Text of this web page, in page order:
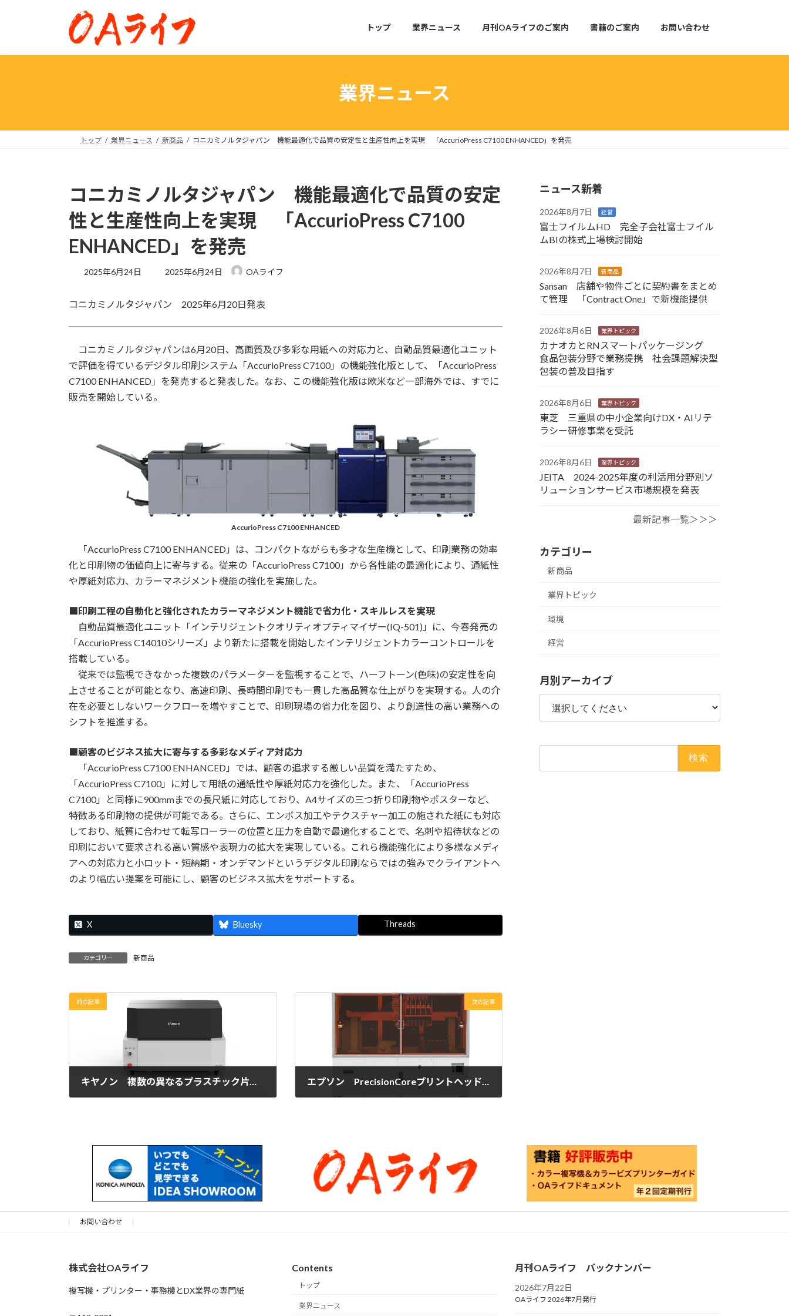
プ
動
トップ 業界ニュース 月刊OAライフのご案内 書籍のご案内 お問い合わせ
業界ニュース
トップ 業界ニュース 新商品 コニカミノルタジャパン 機能最適化で品質の安定性と生産性向上を実現 「AccurioPress C7100 ENHANCED」を発売
コニカミノルタジャパン 機能最適化で品質の安定
性と生産性向上を実現 「AccurioPress C7100
ENHANCED」を発売
2025年6月24日
最
新
時
2025年6月24日 OAライフ
コニカミノルタジャパン 2025年6月20日発表
コニカミノルタジャパンは6月20日、高画質及び多彩な用紙への対応力と、自動品質最適化ユニット
で評価を得ているデジタル印刷システム「AccurioPress C7100」の機能強化版として、「AccurioPress
C7100 ENHANCED」を発売すると発表した。なお、この機能強化版は欧米など一部海外では、すでに
販売を開始している。
AccurioPress C7100 ENHANCED
「AccurioPress C7100 ENHANCED」は、コンパクトながらも多才な生産機として、印刷業務の効率
化と印刷物の価値向上に寄与する。従来の「AccurioPress C7100」から各性能の最適化により、通紙性
や厚紙対応力、カラーマネジメント機能の強化を実施した。
■印刷工程の自動化と強化されたカラーマネジメント機能で省力化・スキルレスを実現
自動品質最適化ユニット「インテリジェントクオリティオプティマイザー(IQ-501)」に、今春発売の
「AccurioPress C14010シリーズ」より新たに搭載を開始したインテリジェントカラーコントロールを
搭載している。
従来では監視できなかった複数のパラメーターを監視することで、ハーフトーン(色味)の安定性を向
上させることが可能となり、高速印刷、長時間印刷でも一貫した高品質な仕上がりを実現する。人の介
在を必要としないワークフローを増やすことで、印刷現場の省力化を図り、より創造性の高い業務への
シフトを推進する。
■顧客のビジネス拡大に寄与する多彩なメディア対応力
「AccurioPress C7100 ENHANCED」では、顧客の追求する厳しい品質を満たすため、
「AccurioPress C7100」に対して用紙の通紙性や厚紙対応力を強化した。また、「AccurioPress
C7100」と同様に900mmまでの長尺紙に対応しており、A4サイズの三つ折り印刷物やポスターなど、
特徴ある印刷物の提供が可能である。さらに、エンボス加工やテクスチャー加工の施された紙にも対応
しており、紙質に合わせて転写ローラーの位置と圧力を自動で最適化することで、名刺や招待状などの
印刷において要求される高い質感や表現力の拡大を実現している。これら機能強化により多様なメディ
アへの対応力と小ロット・短納期・オンデマンドというデジタル印刷ならではの強みでクライアントへ
のより幅広い提案を可能にし、顧客のビジネス拡大をサポートする。
X Bluesky Threads
カテゴリー 新商品
前の記事
キヤノン 複数の異なるプラスチック片の材質を一括で判別可能 卓上型分析装置を受注開始
次の記事
エプソン PrecisionCoreプリントヘッドとロボットを組み合わせた立体物への直接印刷システムを発表
ニュース新着
2026年8月7日 経営
富士フイルムHD 完全子会社富士フイル
ムBIの株式上場検討開始
2026年8月7日 新商品
Sansan 店舗や物件ごとに契約書をまとめ
て管理 「Contract One」で新機能提供
2026年8月6日 業界トピック
カナオカとRNスマートパッケージング
食品包装分野で業務提携 社会課題解決型
包装の普及目指す
2026年8月6日 業界トピック
東芝 三重県の中小企業向けDX・AIリテ
ラシー研修事業を受託
2026年8月6日 業界トピック
JEITA 2024-2025年度の利活用分野別ソ
リューションサービス市場規模を発表
最新記事一覧＞＞＞
カテゴリー
新商品
業界トピック
環境
経営
月別アーカイブ
お問い合わせ
株式会社OAライフ
複写機・プリンター・事務機とDX業界の専門紙
Contents
トップ
業界ニュース
月刊OAライフ バックナンバー
2026年7月22日
OAライフ 2026年7月発行